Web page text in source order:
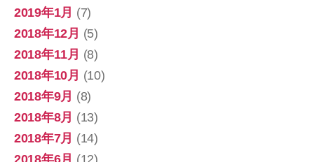
2019年1月 (7)
2018年12月 (5)
2018年11月 (8)
2018年10月 (10)
2018年9月 (8)
2018年8月 (13)
2018年7月 (14)